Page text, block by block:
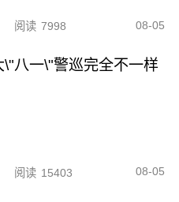
阅读 7998 08-05
八一\"警巡完全不一样
阅读 15403 08-05